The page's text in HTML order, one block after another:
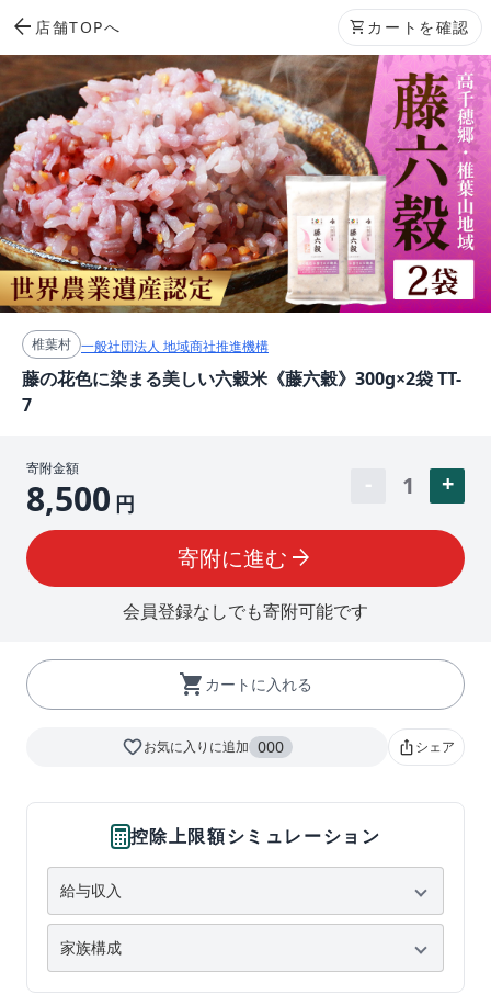
arrow_back 店舗TOPへ shopping_cart カートを確認
椎葉村 一般社団法人 地域商社推進機構
藤の花色に染まる美しい六穀米《藤六穀》300g×2袋 TT-
7
寄附金額
8,500 円
1
寄附に進む arrow_forward
会員登録なしでも寄附可能です
shopping_cart カートに入れる
favorite_borderお気に入りに追加 000 ios_shareシェア
控除上限額シミュレーション